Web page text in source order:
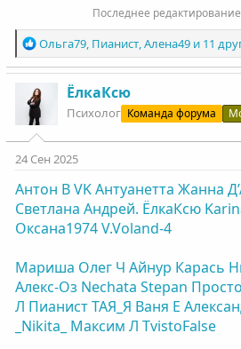
Последнее
Р
е
а
к
ц
и
и
:
Ольга79, Пианист,Алена49и 11
ЁлкаКсю
Психолог Команда форума
24 Сен 2025
Антон ВVKАнтуанетта Жанна
Светлана Андрей. ЁлкаКсю
Оксана1974V.Voland-4
Мариша Олег Ч Айнур Карась
Алекс-Оз Nechata Stepan
Л ПианистТАЯ_Я Ваня Е
_Nikita_ Максим Л TvistoFalse